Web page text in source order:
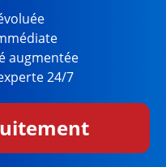
augmentée
24/7